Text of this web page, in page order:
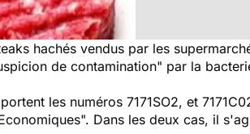
hachés vendus par les
de contamination" par la
les numéros 7171SO2, et
Dans les deux cas, il